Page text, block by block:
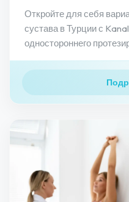
Откройте для себя
сустава в Турции с
одностороннего